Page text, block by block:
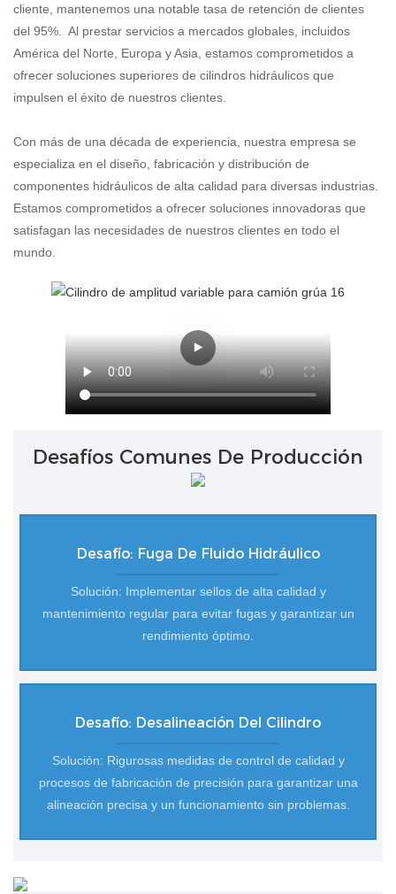
cliente, mantenemos una notable tasa de retención de clientes
del 95%. Al prestar servicios a mercados globales, incluidos
América del Norte, Europa y Asia, estamos comprometidos a
ofrecer soluciones superiores de cilindros hidráulicos que
impulsen el éxito de nuestros clientes.
Con más de una década de experiencia, nuestra empresa se
especializa en el diseño, fabricación y distribución de
componentes hidráulicos de alta calidad para diversas industrias.
Estamos comprometidos a ofrecer soluciones innovadoras que
satisfagan las necesidades de nuestros clientes en todo el
mundo.
Desafíos Comunes De Producción
Desafío: Fuga De Fluido Hidráulico
Solución: Implementar sellos de alta calidad y
mantenimiento regular para evitar fugas y garantizar un
rendimiento óptimo.
Desafío: Desalineación Del Cilindro
Solución: Rigurosas medidas de control de calidad y
procesos de fabricación de precisión para garantizar una
alineación precisa y un funcionamiento sin problemas.